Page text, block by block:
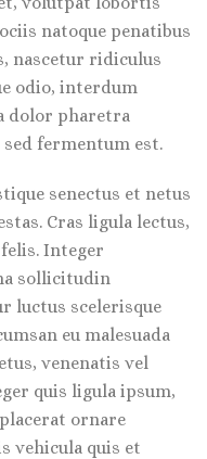
natoque penatibus
nascetur ridiculus
odio, interdum
dolor pharetra
fermentum est.
senectus et netus
Cras ligula lectus,
Integer
sollicitudin
luctus scelerisque
eu malesuada
venenatis vel
quis ligula ipsum,
ornare
vehicula quis et